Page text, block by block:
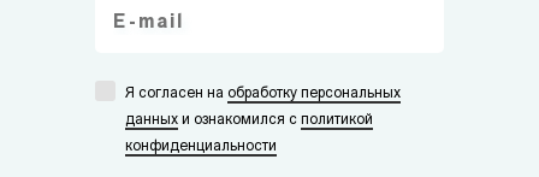
Я согласен на обработку персональных
данных и ознакомился с политикой
конфиденциальности